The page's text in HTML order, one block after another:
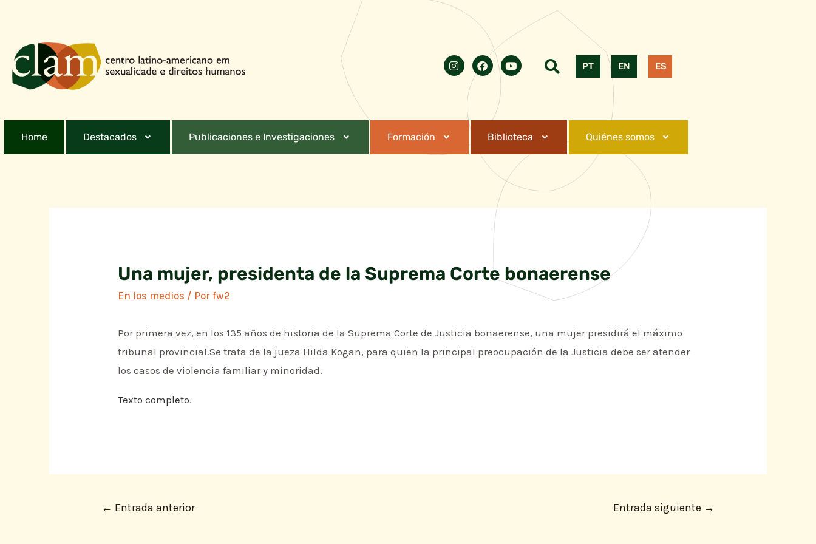
PT EN ES
Home Destacados Publicaciones e Investigaciones Formación Biblioteca Quiénes somos
Una mujer, presidenta de la Suprema Corte bonaerense
En los medios / Porfw2
Por primera vez, en los 135 años de historia de la Suprema Corte de Justicia bonaerense, una mujer presidirá el máximo
tribunal provincial.Se trata de la jueza Hilda Kogan, para quien la principal preocupación de la Justicia debe ser atender
los casos de violencia familiar y minoridad.
Texto completo.
← Entrada anterior Entrada siguiente →